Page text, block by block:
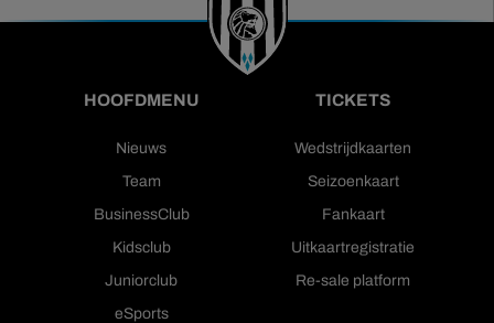
HOOFDMENU
Nieuws
Team
BusinessClub
Kidsclub
Juniorclub
eSports
TICKETS
Wedstrijdkaarten
Seizoenkaart
Fankaart
Uitkaartregistratie
Re-sale platform